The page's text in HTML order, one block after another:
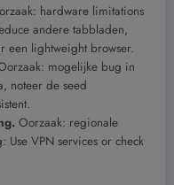
hardware limitations
andere tabbladen,
een lightweight browser.
mogelijke bug in
noteer de seed
Oorzaak: regionale
Use VPN services or check